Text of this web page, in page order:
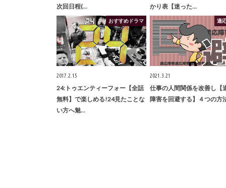
次回日程(…
かり表【迷った…
おすすめドラマ
2017.2.15
24:トゥエンティーフォー【全話
無料】で楽しめる!24見たことな
い方へ魅…
適
2021.3.21
仕事の人間関係を改善し【
障害を回避する】４つの方